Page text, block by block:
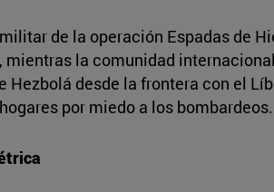
de la operación Espadas de
mientras la comunidad
Hezbolá desde la frontera con el
por miedo a los bombardeos.